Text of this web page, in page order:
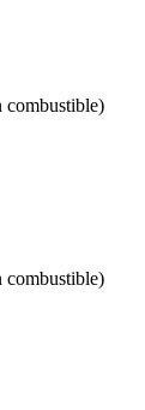
combustible)
combustible)